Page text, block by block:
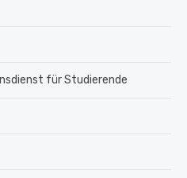
für Studierende